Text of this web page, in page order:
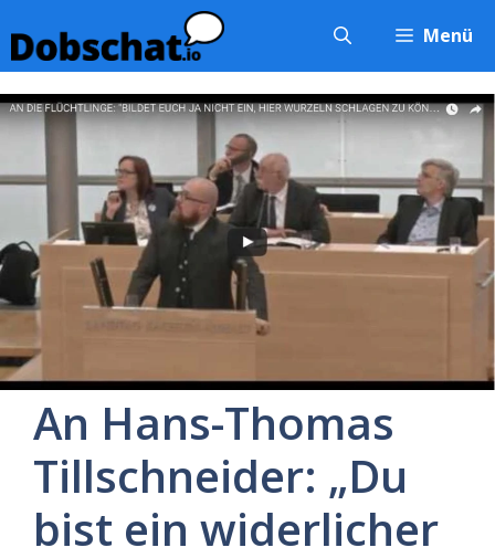
Inhalt
springen
Menü
An Hans-Thomas
Tillschneider: „Du
bist ein widerlicher